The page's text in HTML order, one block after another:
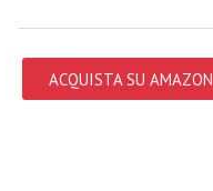
ACQUISTA SU AMAZON